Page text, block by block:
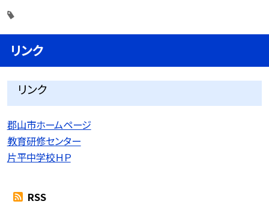
リンク
リンク
郡山市ホームページ
教育研修センター
片平中学校ＨＰ
RSS